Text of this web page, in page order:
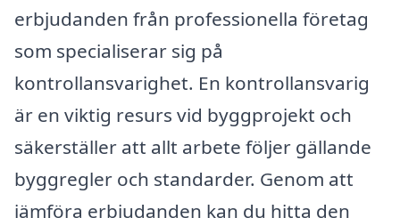
erbjudanden från professionella företag
som specialiserar sig på
kontrollansvarighet. En kontrollansvarig
är en viktig resurs vid byggprojekt och
säkerställer att allt arbete följer gällande
byggregler och standarder. Genom att
jämföra erbjudanden kan du hitta den